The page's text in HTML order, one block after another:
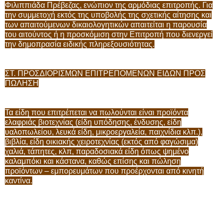
Φιλιππιάδα Πρέβεζας, ενώπιον της αρμόδιας επιτροπής. Για
την συμμετοχή εκτός της υποβολής της σχετικής αίτησης και
των απαιτούμενων δικαιολογητικών απαιτείται η παρουσία
του αιτούντος ή η προσκόμιση στην Επιτροπή που διενεργεί
την δημοπρασία ειδικής πληρεξουσιότητας.
ΣΤ. ΠΡΟΣΔΙΟΡΙΣΜΩΝ ΕΠΙΤΡΕΠΟΜΕΝΩΝ ΕΙΔΩΝ ΠΡΟΣ
ΠΩΛΗΣΗ
Τα είδη που επιτρέπεται να πωλούνται είναι προϊόντα
ελαφριάς βιοτεχνίας (είδη υπόδησης, ένδυσης, είδη
υαλοπωλείου, λευκά είδη, μικροεργαλεία, παιχνίδια κλπ.),
βιβλία, είδη οικιακής χειροτεχνίας (εκτός από φαγώσιμα)
χαλιά, τάπητες, κλπ, παραδοσιακά είδη όπως ψημένο
καλαμπόκι και κάστανα, καθώς επίσης και πώληση
προϊόντων – εμπορευμάτων που προέρχονται από κινητή
καντίνα.